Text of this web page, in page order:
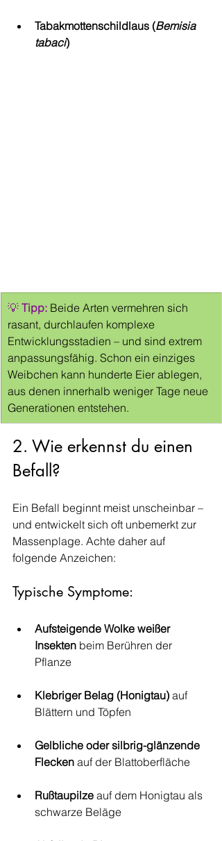
Tabakmottenschildlaus (Bemisia
tabaci)
💡 Tipp: Beide Arten vermehren sich
rasant, durchlaufen komplexe
Entwicklungsstadien – und sind extrem
anpassungsfähig. Schon ein einziges
Weibchen kann hunderte Eier ablegen,
aus denen innerhalb weniger Tage neue
Generationen entstehen.
2. Wie erkennst du einen
Befall?
Ein Befall beginnt meist unscheinbar –
und entwickelt sich oft unbemerkt zur
Massenplage. Achte daher auf
folgende Anzeichen:
Typische Symptome:
Aufsteigende Wolke weißer
Insekten beim Berühren der
Pflanze
Klebriger Belag (Honigtau) auf
Blättern und Töpfen
Gelbliche oder silbrig-glänzende
Flecken auf der Blattoberfläche
Rußtaupilze auf dem Honigtau als
schwarze Beläge